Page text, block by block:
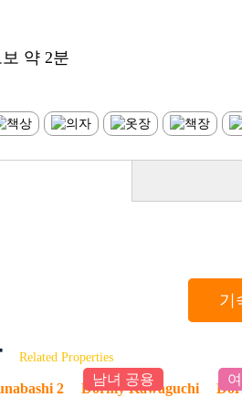
약 2분
기
Related Properties
2
남녀 공용
Dormy Kawaguchi